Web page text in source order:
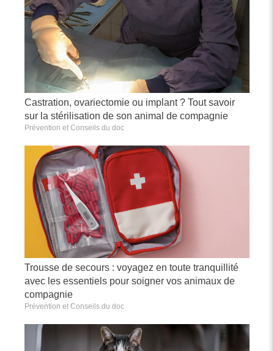
Castration, ovariectomie ou implant ? Tout savoir
sur la stérilisation de son animal de compagnie
Prévention et Conseils du doc
Trousse de secours : voyagez en toute tranquillité
avec les essentiels pour soigner vos animaux de
compagnie
Prévention et Conseils du doc